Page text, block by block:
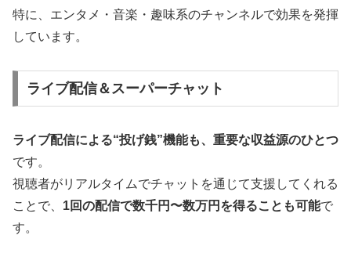
特に、エンタメ・音楽・趣味系のチャンネルで効果を発揮
しています。
ライブ配信＆スーパーチャット
ライブ配信による“投げ銭”機能も、重要な収益源のひとつ
です。
視聴者がリアルタイムでチャットを通じて支援してくれる
ことで、 1回の配信で数千円〜数万円を得ることも可能で
す。